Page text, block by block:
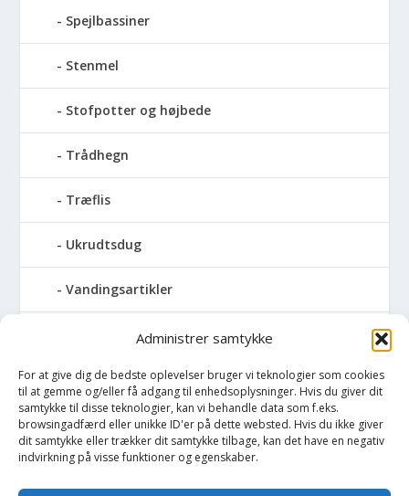
Administrer samtykke
For at give dig de bedste oplevelser bruger vi teknologier som cookies
til at gemme og/eller få adgang til enhedsoplysninger. Hvis du giver dit
samtykke til disse teknologier, kan vi behandle data som f.eks.
browsingadfærd eller unikke ID'er på dette websted. Hvis du ikke giver
dit samtykke eller trækker dit samtykke tilbage, kan det have en negativ
indvirkning på visse funktioner og egenskaber.
Spejlbassiner
Stenmel
Stofpotter og højbede
Trådhegn
Træflis
Ukrudtsdug
Vandingsartikler
Vandslanger
Vildthegn
vækstdug
Maling